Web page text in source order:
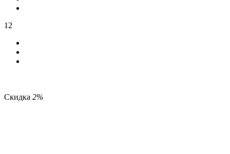
12
Скидка 2%